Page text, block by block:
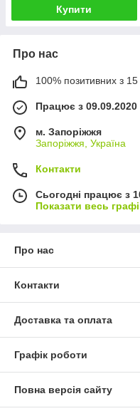
Купити
Про нас
100% позитивних з 15
Працює з 09.09.2020
м. Запоріжжя
Запоріжжя, Україна
Контакти
Сьогодні працює з
Показати весь
Про нас
Контакти
Доставка та оплата
Графік роботи
Повна версія сайту